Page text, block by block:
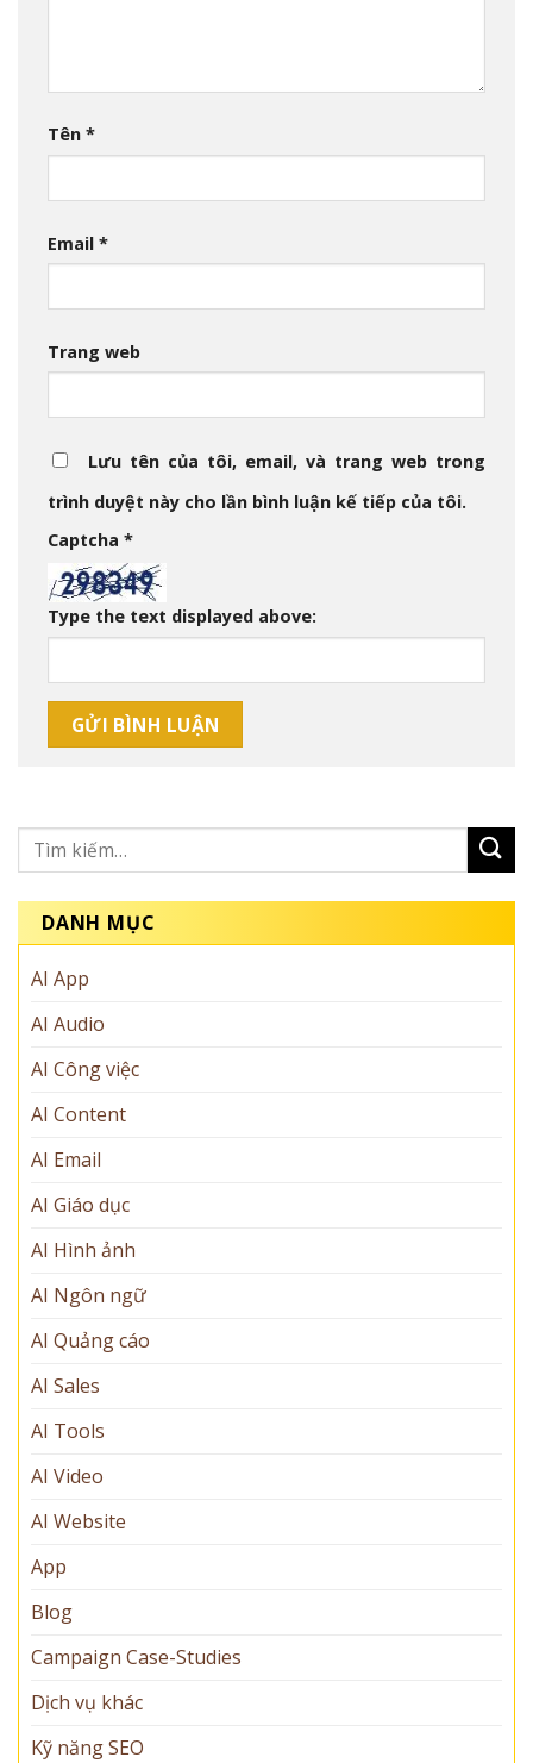
Tên *
Email *
Trang web
Lưu tên của tôi, email, và trang web trong
trình duyệt này cho lần bình luận kế tiếp của tôi.
Captcha *
Type the text displayed above:
DANH MỤC
AI App
AI Audio
AI Công việc
AI Content
AI Email
AI Giáo dục
AI Hình ảnh
AI Ngôn ngữ
AI Quảng cáo
AI Sales
AI Tools
AI Video
AI Website
App
Blog
Campaign Case-Studies
Dịch vụ khác
Kỹ năng SEO